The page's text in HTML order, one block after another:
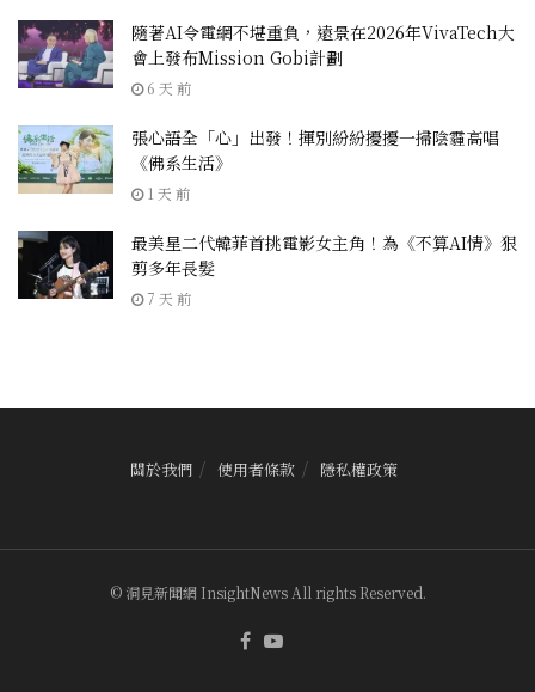
隨著AI令電網不堪重負，遠景在2026年VivaTech大
會上發布Mission Gobi計劃
6 天 前
張心語全「心」出發！揮別紛紛擾擾一掃陰霾高唱
《佛系生活》
1 天 前
最美星二代韓菲首挑電影女主角！為《不算AI情》狠
剪多年長髮
7 天 前
關於我們 使用者條款 隱私權政策
© 洞見新聞網 InsightNews All rights Reserved.